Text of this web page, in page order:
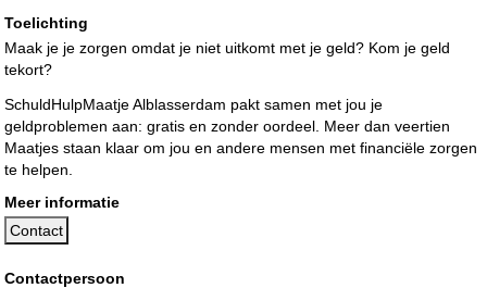
Toelichting
Maak je je zorgen omdat je niet uitkomt met je geld? Kom je geld
tekort?
SchuldHulpMaatje Alblasserdam pakt samen met jou je
geldproblemen aan: gratis en zonder oordeel. Meer dan veertien
Maatjes staan klaar om jou en andere mensen met financiële zorgen
te helpen.
Meer informatie
Contact
Contactpersoon